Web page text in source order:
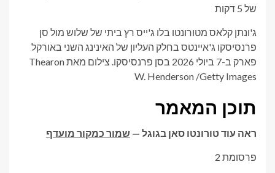
של 5 דקות
ג'ונתן קלאס מטורונטו בלו ג'ייס רץ ביתי של שלוש מול סן
פרנסיסקו ג'איינטס בחלק העליון של האינינג השני באורקל
פארק ב-7 ביולי 2026 בסן פרנסיסקו.
צילום מאת Thearon
W. Henderson /Getty Images
תוכן המאמר
ראה עוד טורונטו סאן בגוגל — שמור כמקור מועדף
פרסומת 2